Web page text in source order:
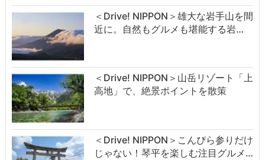
＜Drive! NIPPON＞雄大な岩手山を間
近に。自然もグルメも堪能する岩…
＜Drive! NIPPON＞山岳リゾート「上
高地」で、絶景ポイントを散策
＜Drive! NIPPON＞こんぴら参りだけ
じゃない！琴平を楽しむ注目グルメ…